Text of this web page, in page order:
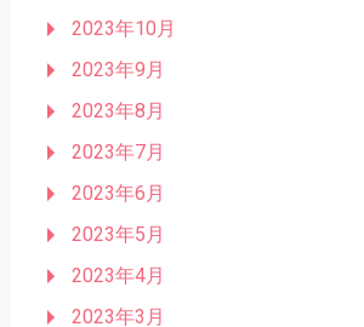
2023年10月
2023年9月
2023年8月
2023年7月
2023年6月
2023年5月
2023年4月
2023年3月